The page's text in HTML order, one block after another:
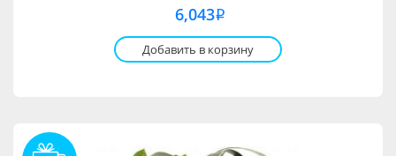
6,043i
Добавить в корзину